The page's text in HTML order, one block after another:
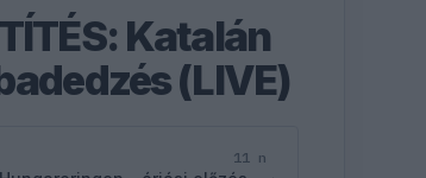
Katalán
(LIVE)
11 n